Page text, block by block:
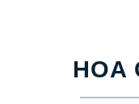
HOA